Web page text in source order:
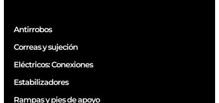
Antirrobos
Correas y sujeción
Eléctricos: Conexiones
Estabilizadores
Rampas y pies de apoyo